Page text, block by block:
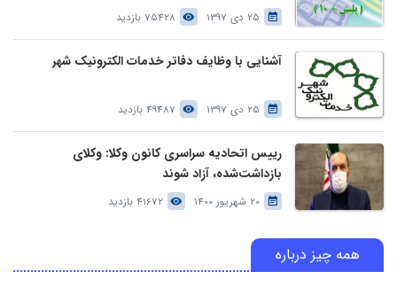
25 دی 1397 75428 بازدید
آشنایی با وظایف دفاتر خدمات الکترونیک شهر
25 دی 1397 49487 بازدید
رییس اتحادیه سراسری کانون وکلا: وکلای
بازداشت‌شده، آزاد شوند
20 شهریور 1400 41672 بازدید
همه چیز درباره